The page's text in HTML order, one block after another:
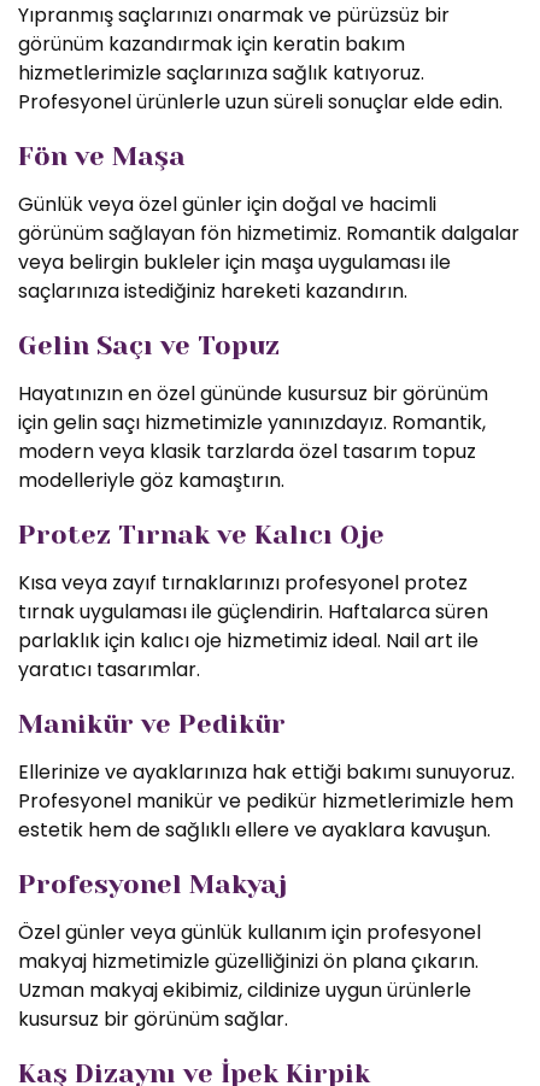
Yıpranmış saçlarınızı onarmak ve pürüzsüz bir
görünüm kazandırmak için keratin bakım
hizmetlerimizle saçlarınıza sağlık katıyoruz.
Profesyonel ürünlerle uzun süreli sonuçlar elde edin.
Fön ve Maşa
Günlük veya özel günler için doğal ve hacimli
görünüm sağlayan fön hizmetimiz. Romantik dalgalar
veya belirgin bukleler için maşa uygulaması ile
saçlarınıza istediğiniz hareketi kazandırın.
Gelin Saçı ve Topuz
Hayatınızın en özel gününde kusursuz bir görünüm
için gelin saçı hizmetimizle yanınızdayız. Romantik,
modern veya klasik tarzlarda özel tasarım topuz
modelleriyle göz kamaştırın.
Protez Tırnak ve Kalıcı Oje
Kısa veya zayıf tırnaklarınızı profesyonel protez
tırnak uygulaması ile güçlendirin. Haftalarca süren
parlaklık için kalıcı oje hizmetimiz ideal. Nail art ile
yaratıcı tasarımlar.
Manikür ve Pedikür
Ellerinize ve ayaklarınıza hak ettiği bakımı sunuyoruz.
Profesyonel manikür ve pedikür hizmetlerimizle hem
estetik hem de sağlıklı ellere ve ayaklara kavuşun.
Profesyonel Makyaj
Özel günler veya günlük kullanım için profesyonel
makyaj hizmetimizle güzelliğinizi ön plana çıkarın.
Uzman makyaj ekibimiz, cildinize uygun ürünlerle
kusursuz bir görünüm sağlar.
Kaş Dizaynı ve İpek Kirpik